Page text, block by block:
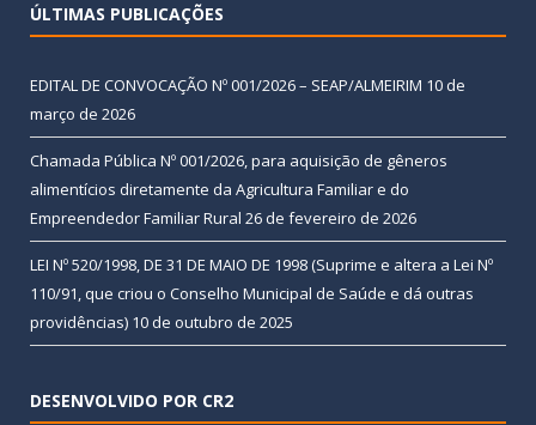
ÚLTIMAS PUBLICAÇÕES
EDITAL DE CONVOCAÇÃO Nº 001/2026 – SEAP/ALMEIRIM 10 de
março de 2026
Chamada Pública Nº 001/2026, para aquisição de gêneros
alimentícios diretamente da Agricultura Familiar e do
Empreendedor Familiar Rural 26 de fevereiro de 2026
LEI Nº 520/1998, DE 31 DE MAIO DE 1998 (Suprime e altera a Lei Nº
110/91, que criou o Conselho Municipal de Saúde e dá outras
providências) 10 de outubro de 2025
DESENVOLVIDO POR CR2